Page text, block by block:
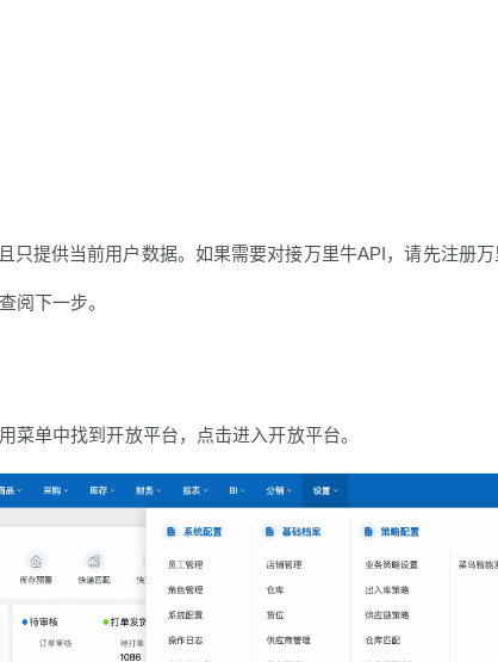
只提供当前用户数据。如果需要对接万里牛API，请先注册万
阅下一步。
菜单中找到开放平台，点击进入开放平台。